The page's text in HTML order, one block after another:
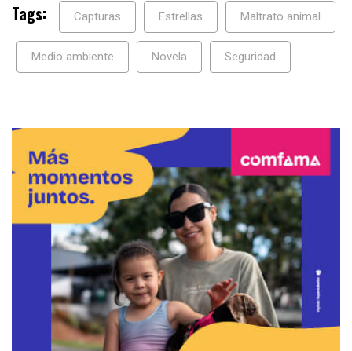
Tags: Capturas Estrellas Maltrato animal
Medio ambiente Novela Seguridad